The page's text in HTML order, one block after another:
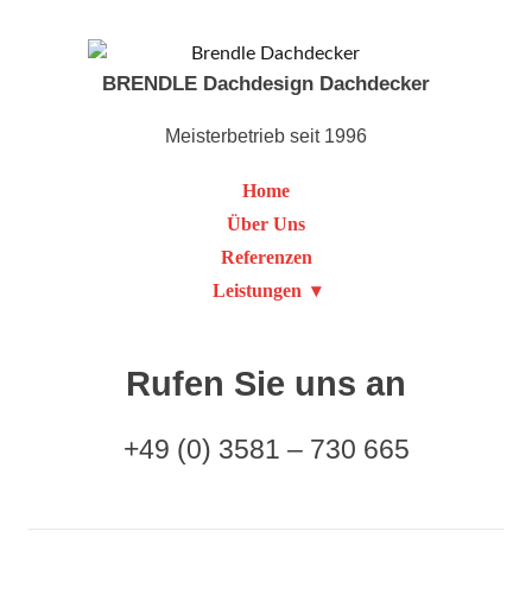
BRENDLE Dachdesign Dachdecker
Meisterbetrieb seit 1996
Home
Über Uns
Referenzen
Leistungen
Rufen Sie uns an
+49 (0) 3581 – 730 665